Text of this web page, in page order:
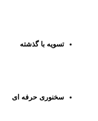
تسویه با گذشته
سخنوری حرفه ای